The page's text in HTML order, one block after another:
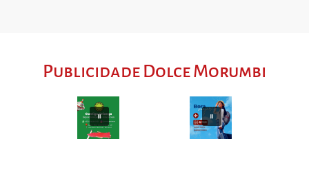
Publicidade Dolce Morumbi